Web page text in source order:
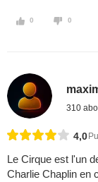
0 0
310
4,0
Le Cirque est l'un
Charlie Chaplin en